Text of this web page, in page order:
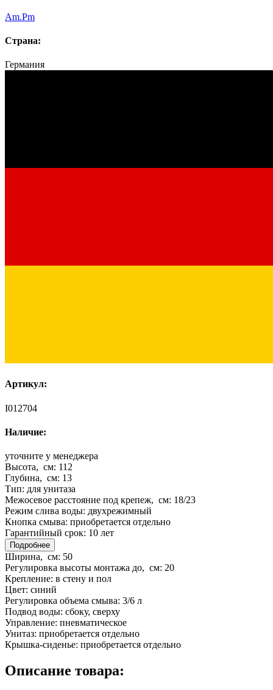
Am.Pm
Страна:
Германия
Артикул:
I012704
Наличие:
уточните у менеджера
Высота, см: 112
Глубина, см: 13
Тип: для унитаза
Межосевое расстояние под крепеж, см: 18/23
Режим слива воды: двухрежимный
Кнопка смыва: приобретается отдельно
Гарантийный срок: 10 лет
Подробнее
Ширина, см: 50
Регулировка высоты монтажа до, см: 20
Крепление: в стену и пол
Цвет: синий
Регулировка объема смыва: 3/6 л
Подвод воды: сбоку, сверху
Управление: пневматическое
Унитаз: приобретается отдельно
Крышка-сиденье: приобретается отдельно
Описание товара: